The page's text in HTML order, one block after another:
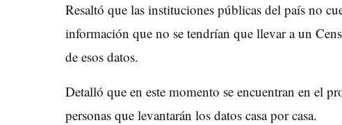
Resaltó que las instituciones públicas del país no
información que no se tendrían que llevar a un
de esos datos.
Detalló que en este momento se encuentran en el
personas que levantarán los datos casa por casa.